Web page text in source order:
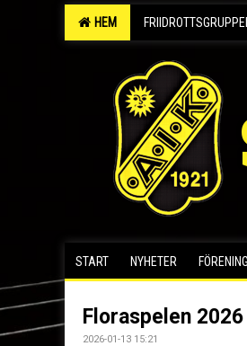
HEM
START NYHETER
Floraspelen 2026
2026-01-13 15:21